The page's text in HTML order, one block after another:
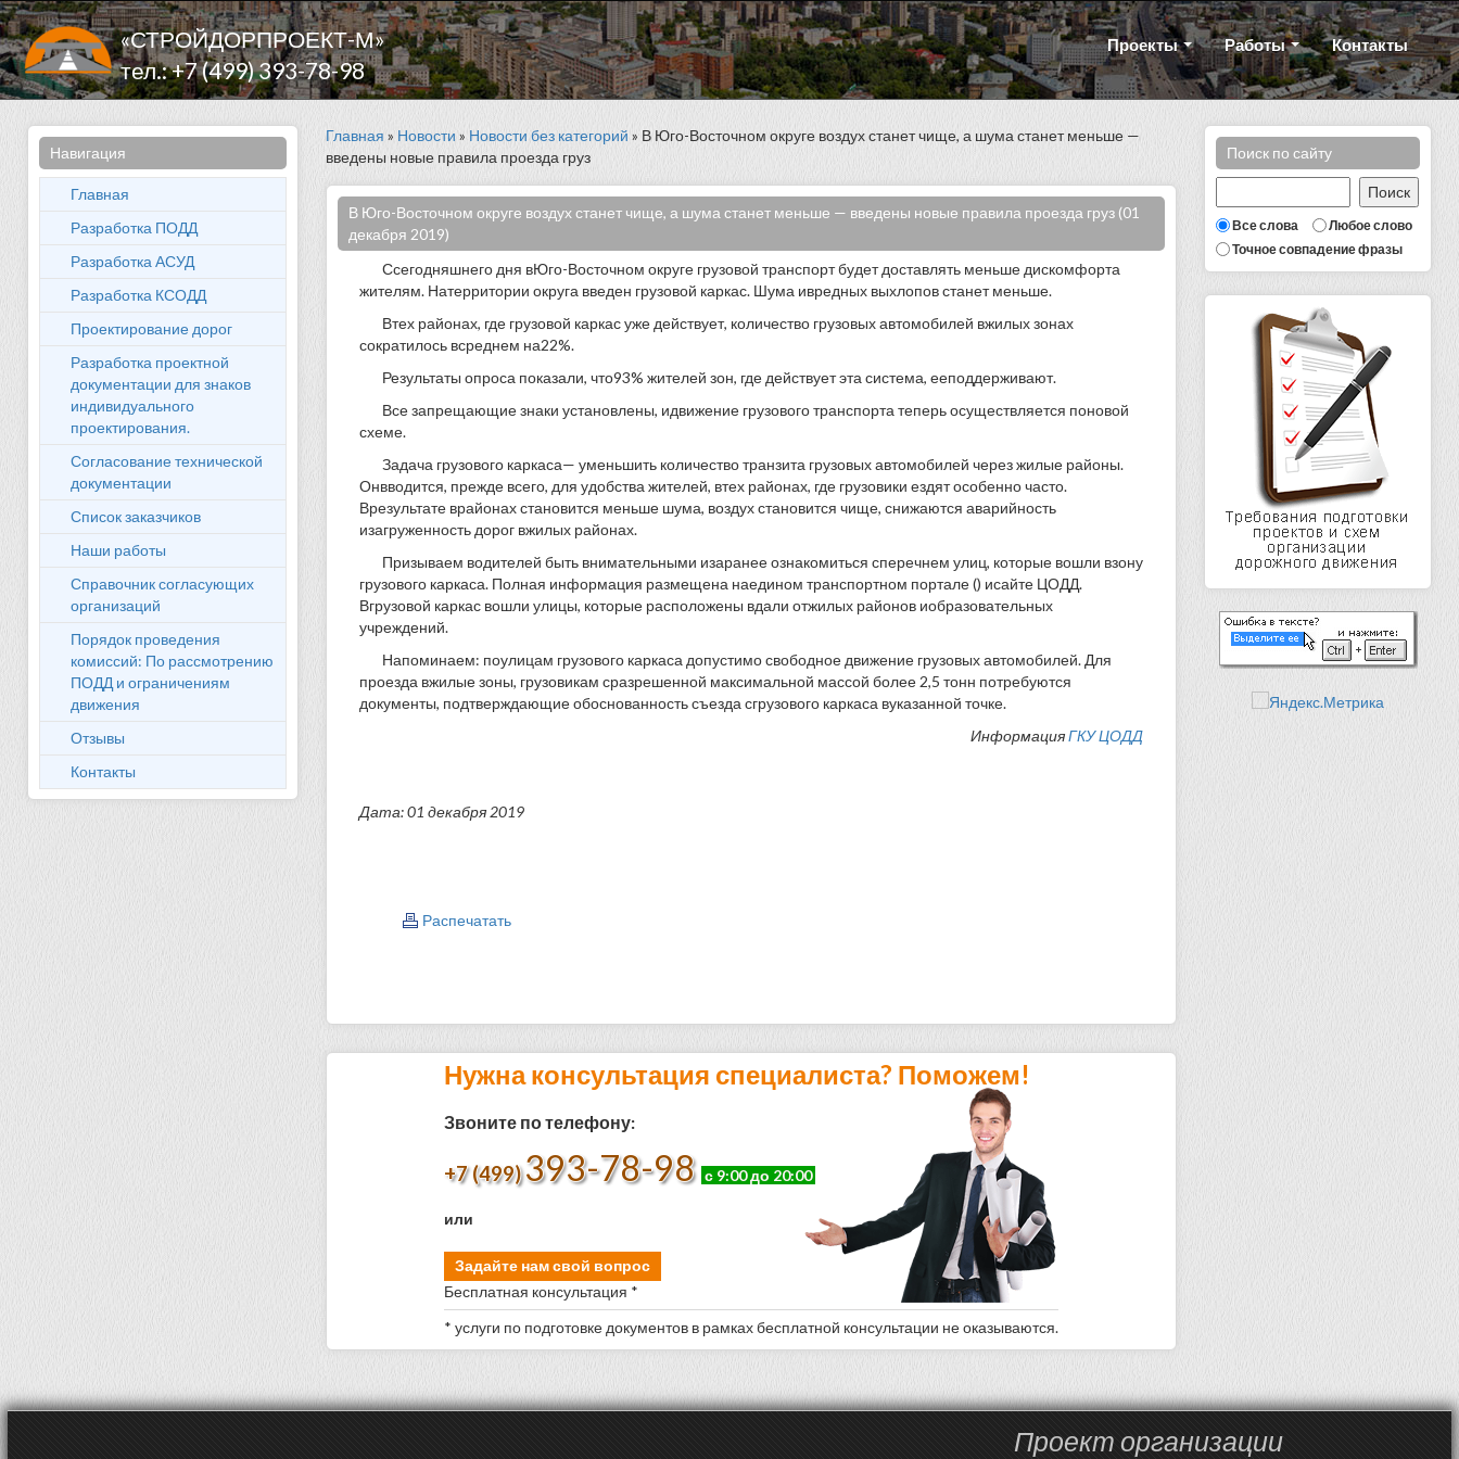
«СТРОЙДОРПРОЕКТ-М»
тел.: +7 (499) 393-78-98
Проекты Работы Контакты
Навигация
Главная
Разработка ПОДД
Разработка АСУД
Разработка КСОДД
Проектирование дорог
Разработка проектной
документации для знаков
индивидуального
проектирования.
Согласование технической
документации
Список заказчиков
Наши работы
Справочник согласующих
организаций
Порядок проведения
комиссий: По рассмотрению
ПОДД и ограничениям
движения
Отзывы
Контакты
Поиск по сайту
Все слова
Любое слово
Точное совпадение фразы
Главная » Новости » Новости без категорий » В Юго-Восточном округе воздух станет чище, а шума станет меньше —
введены новые правила проезда груз
В Юго-Восточном округе воздух станет чище, а шума станет меньше — введены новые правила проезда груз (01
декабря 2019)
Ссегодняшнего дня вЮго-Восточном округе грузовой транспорт будет доставлять меньше дискомфорта
жителям. Натерритории округа введен грузовой каркас. Шума ивредных выхлопов станет меньше.
Втех районах, где грузовой каркас уже действует, количество грузовых автомобилей вжилых зонах
сократилось всреднем на22%.
Результаты опроса показали, что93% жителей зон, где действует эта система, ееподдерживают.
Все запрещающие знаки установлены, идвижение грузового транспорта теперь осуществляется поновой
схеме.
Задача грузового каркаса— уменьшить количество транзита грузовых автомобилей через жилые районы.
Онвводится, прежде всего, для удобства жителей, втех районах, где грузовики ездят особенно часто.
Врезультате врайонах становится меньше шума, воздух становится чище, снижаются аварийность
изагруженность дорог вжилых районах.
Призываем водителей быть внимательными изаранее ознакомиться сперечнем улиц, которые вошли взону
грузового каркаса. Полная информация размещена наедином транспортном портале () исайте ЦОДД.
Вгрузовой каркас вошли улицы, которые расположены вдали отжилых районов иобразовательных
учреждений.
Напоминаем: поулицам грузового каркаса допустимо свободное движение грузовых автомобилей. Для
проезда вжилые зоны, грузовикам сразрешенной максимальной массой более 2,5 тонн потребуются
документы, подтверждающие обоснованность съезда сгрузового каркаса вуказанной точке.
ИнформацияГКУ ЦОДД
Дата: 01 декабря 2019
Распечатать
Нужна консультация специалиста? Поможем!
Звоните по телефону:
+7 (499) 393-78-98 с 9:00 до 20:00
или
Задайте нам свой вопрос
Бесплатная консультация *
* услуги по подготовке документов в рамках бесплатной консультации не оказываются.
Проект организации